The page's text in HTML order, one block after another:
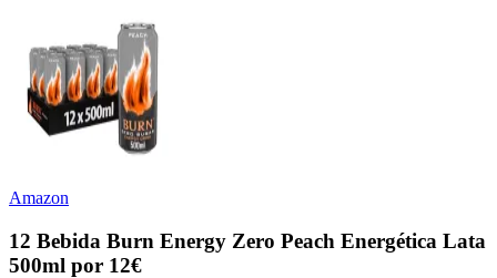
Amazon
12 Bebida Burn Energy Zero Peach Energética Lata
500ml por 12€